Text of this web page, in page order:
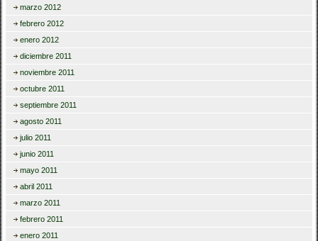
marzo 2012
febrero 2012
enero 2012
diciembre 2011
noviembre 2011
octubre 2011
septiembre 2011
agosto 2011
julio 2011
junio 2011
mayo 2011
abril 2011
marzo 2011
febrero 2011
enero 2011